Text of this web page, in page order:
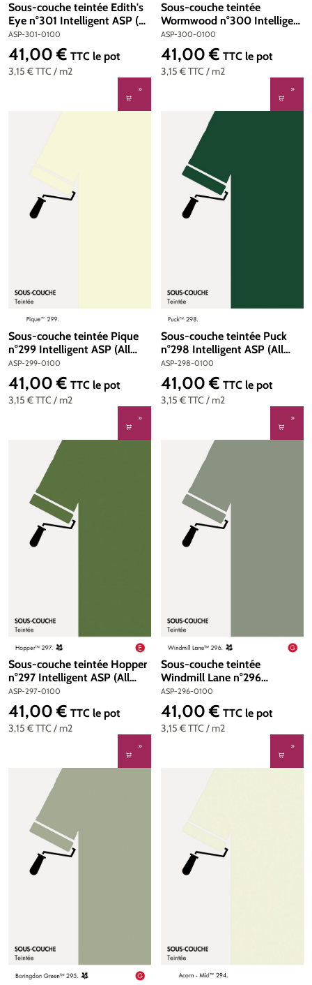
Sous-couche teintée Edith's
Eye n°301 Intelligent ASP (All
Surface Primer) 1 litre
ASP-301-0100
3,15 €TTC / m2
Prix régulier :
41,00 € TTC le pot
Sous-couche teintée
Wormwood n°300 Intelligent
ASP (All Surface Primer) 1
litre
ASP-300-0100
3,15 €TTC / m2
Prix régulier :
41,00 € TTC le pot
Sous-couche teintée Pique
n°299 Intelligent ASP (All
Surface Primer) 1 litre
ASP-299-0100
3,15 €TTC / m2
Prix régulier :
41,00 € TTC le pot
Sous-couche teintée Puck
n°298 Intelligent ASP (All
Surface Primer) 1 litre
ASP-298-0100
3,15 €TTC / m2
Prix régulier :
41,00 € TTC le pot
Sous-couche teintée Hopper
n°297 Intelligent ASP (All
Surface Primer) 1 litre
ASP-297-0100
3,15 €TTC / m2
Prix régulier :
41,00 € TTC le pot
Sous-couche teintée
Windmill Lane n°296
Intelligent ASP (All Surface
Primer) 1 litre
ASP-296-0100
3,15 €TTC / m2
Prix régulier :
41,00 € TTC le pot